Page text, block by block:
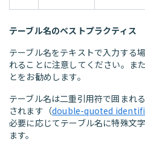
テーブル名のベストプラクティス
テーブル名をテキストで入力する
れることに注意してください。ま
とをお勧めします。
テーブル名は二重引用符で囲まれ
されます（double-quoted
必要に応じてテーブル名に特殊文
ます。